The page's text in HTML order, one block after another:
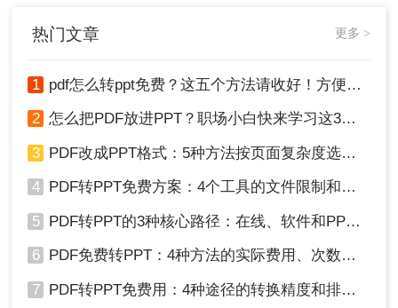
热门文章 更多 >
1 pdf怎么转ppt免费？这五个方法请收好！方便又好用！
2 怎么把PDF放进PPT？职场小白快来学习这3种方法！
3 PDF改成PPT格式：5种方法按页面复杂度选择！
4 PDF转PPT免费方案：4个工具的文件限制和输出质量对比！
5 PDF转PPT的3种核心路径：在线、软件和PPT自带的适用范围！
6 PDF免费转PPT：4种方法的实际费用、次数限制和效果！
7 PDF转PPT免费用：4种途径的转换精度和排版保留能力对比！